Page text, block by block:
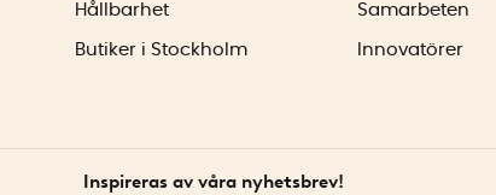
Hållbarhet
Butiker i Stockholm
Samarbeten
Innovatörer
Inspireras av våra nyhetsbrev!